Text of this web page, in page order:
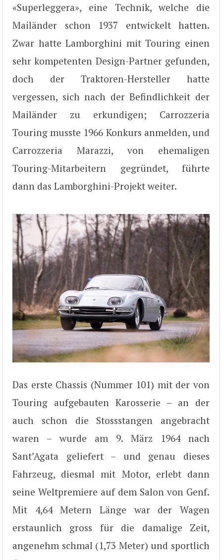
«Superleggera», eine Technik, welche die
Mailänder schon 1937 entwickelt hatten.
Zwar hatte Lamborghini mit Touring einen
sehr kompetenten Design-Partner gefunden,
doch der Traktoren-Hersteller hatte
vergessen, sich nach der Befindlichkeit der
Mailänder zu erkundigen; Carrozzeria
Touring musste 1966 Konkurs anmelden, und
Carrozzeria Marazzi, von ehemaligen
Touring-Mitarbeitern gegründet, führte
dann das Lamborghini-Projekt weiter.
Das erste Chassis (Nummer 101) mit der von
Touring aufgebauten Karosserie – an der
auch schon die Stossstangen angebracht
waren – wurde am 9. März 1964 nach
Sant’Agata geliefert – und genau dieses
Fahrzeug, diesmal mit Motor, erlebt dann
seine Weltpremiere auf dem Salon von Genf.
Mit 4,64 Metern Länge war der Wagen
erstaunlich gross für die damalige Zeit,
angenehm schmal (1,73 Meter) und sportlich